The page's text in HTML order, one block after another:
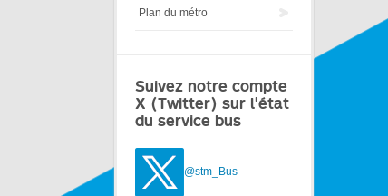
Plan du métro
Suivez notre compte
X (Twitter) sur l'état
du service bus
@stm_Bus